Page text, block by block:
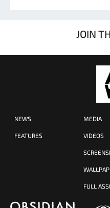
JOIN
NEWS
FEATURES
MEDIA
VIDEOS
FULL